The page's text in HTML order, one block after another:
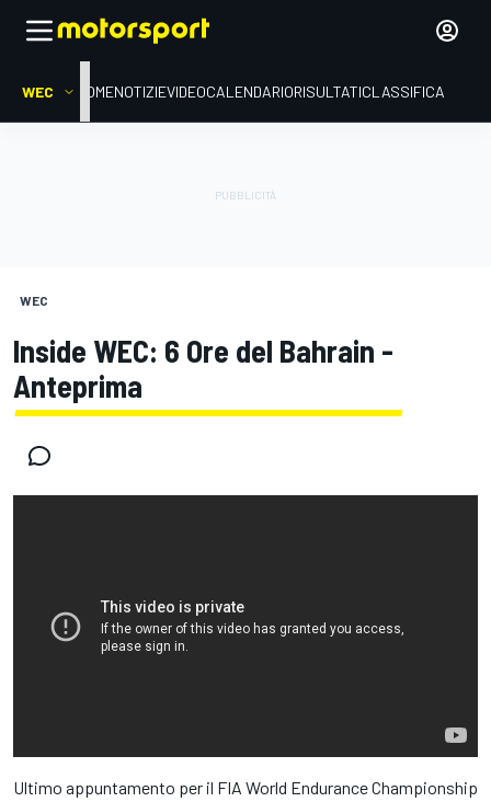
WEC HOMENOTIZIEVIDEOCALENDARIORISULTATICLASSIFICA
WEC
Inside WEC: 6 Ore del Bahrain -
Anteprima
Ultimo appuntamento per il FIA World Endurance Championship